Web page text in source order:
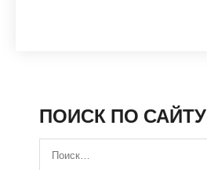
ПОИСК ПО САЙТУ